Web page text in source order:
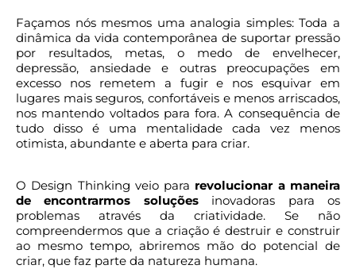
Façamos nós mesmos uma analogia simples: Toda a
dinâmica da vida contemporânea de suportar pressão
por resultados, metas, o medo de envelhecer,
depressão, ansiedade e outras preocupações em
excesso nos remetem a fugir e nos esquivar em
lugares mais seguros, confortáveis e menos arriscados,
nos mantendo voltados para fora. A consequência de
tudo disso é uma mentalidade cada vez menos
otimista, abundante e aberta para criar.
O Design Thinking veio para revolucionar a maneira
de encontrarmos soluções inovadoras para os
problemas através da criatividade. Se não
compreendermos que a criação é destruir e construir
ao mesmo tempo, abriremos mão do potencial de
criar, que faz parte da natureza humana.